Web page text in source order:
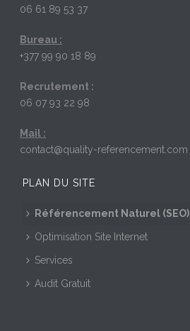
06 61 89 53 37
Bureau :
+377 99 90 18 89
Recrutement :
06 07 93 22 98
Mail :
contact@quality-referencement.com
PLAN DU SITE
Référencement Naturel (SEO)
Optimisation Site Internet
Services
Audit Gratuit